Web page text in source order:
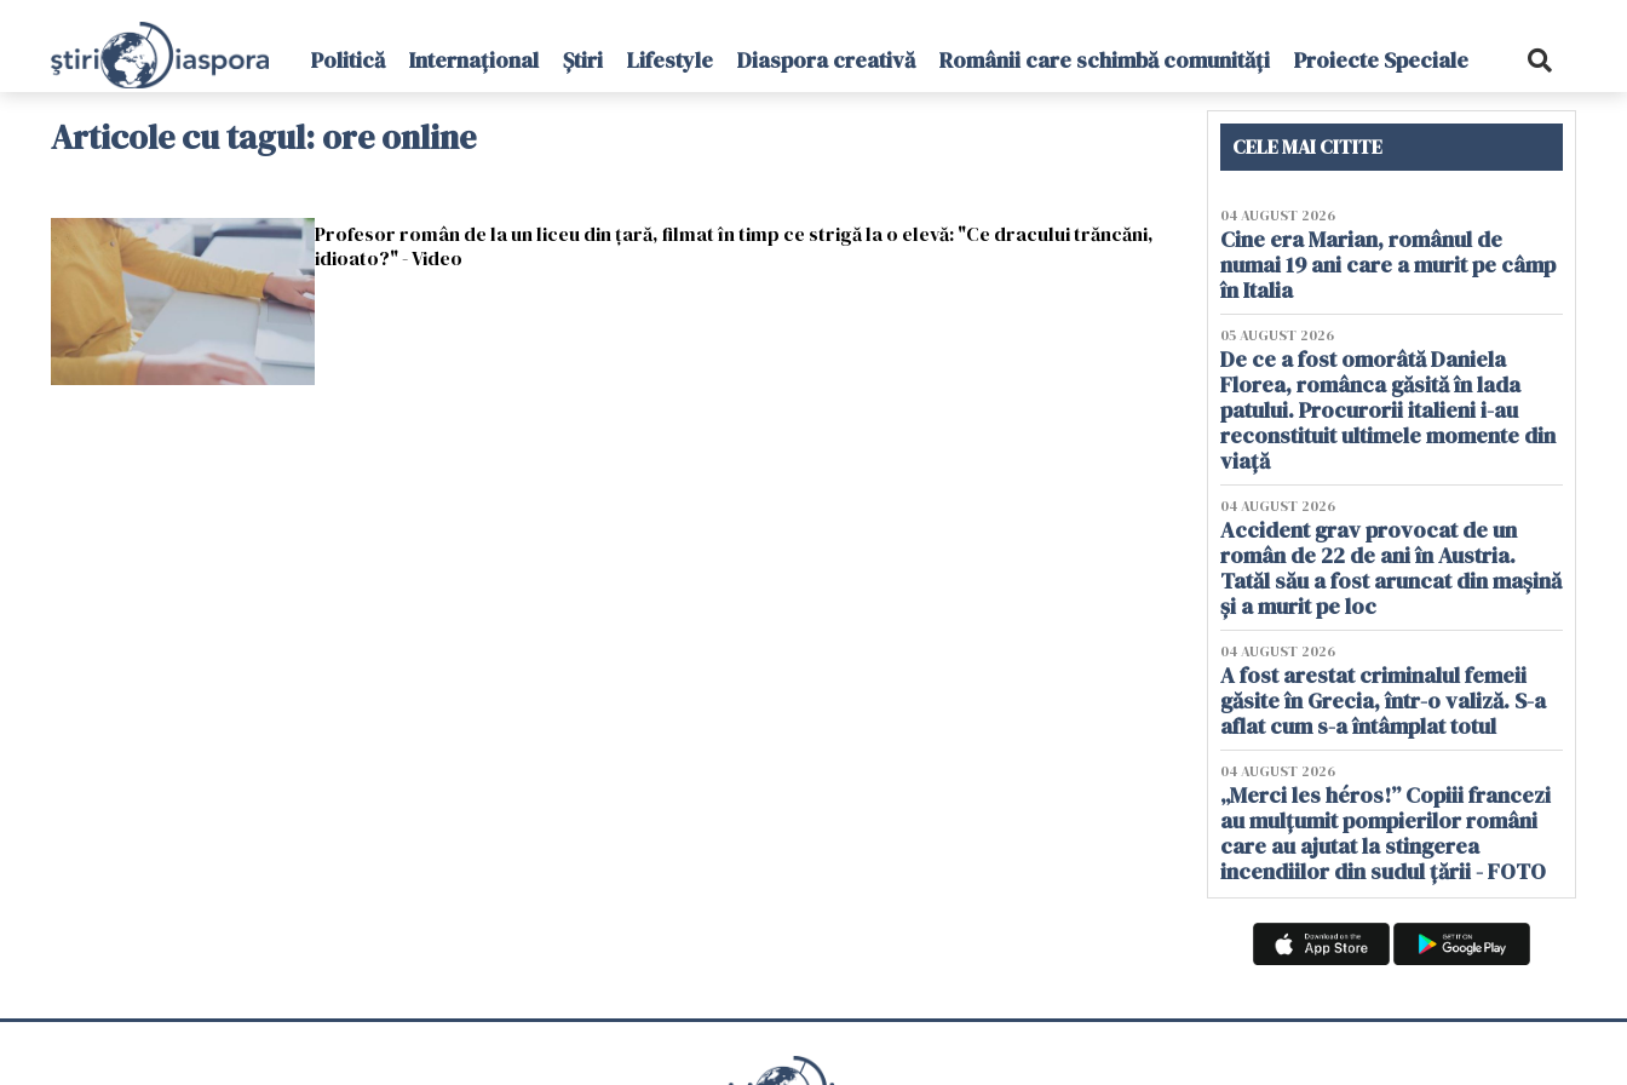
Politică Internațional Știri Lifestyle Diaspora creativă Românii care schimbă comunități Proiecte Speciale
Articole cu tagul: ore online
Profesor român de la un liceu din țară, filmat în timp ce strigă la o elevă: "Ce dracului trăncăni,
idioato?" - Video
CELE MAI CITITE
04 AUGUST 2026
Cine era Marian, românul de
numai 19 ani care a murit pe câmp
în Italia
05 AUGUST 2026
De ce a fost omorâtă Daniela
Florea, românca găsită în lada
patului. Procurorii italieni i-au
reconstituit ultimele momente din
viață
04 AUGUST 2026
Accident grav provocat de un
român de 22 de ani în Austria.
Tatăl său a fost aruncat din mașină
și a murit pe loc
04 AUGUST 2026
A fost arestat criminalul femeii
găsite în Grecia, într-o valiză. S-a
aflat cum s-a întâmplat totul
04 AUGUST 2026
„Merci les héros!” Copiii francezi
au mulțumit pompierilor români
care au ajutat la stingerea
incendiilor din sudul țării - FOTO